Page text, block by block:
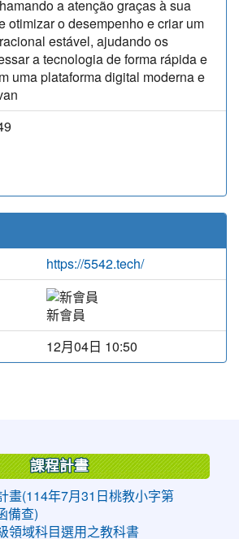
a atenção graças à sua
otimizar o desempenho e criar um
estável, ajudando os
a tecnologia de forma rápida e
uma plataforma digital moderna e
https://5542.tech/
新會員
12月04日 10:50
課程計畫
畫(114年7月31日桃教小字第
備查)
領域科目選用之教科書